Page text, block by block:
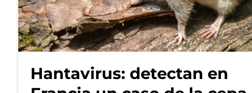
Hantavirus: detectan en